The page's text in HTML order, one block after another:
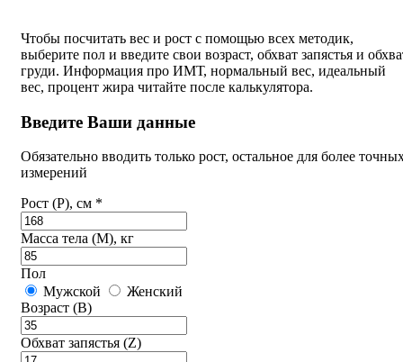
Чтобы посчитать вес и рост с помощью всех методик,
выберите пол и введите свои возраст, обхват запястья и
груди. Информация про ИМТ, нормальный вес, идеальный
вес, процент жира читайте после калькулятора.
Введите Ваши данные
Обязательно вводить только рост, остальное для более
измерений
Рост (P), см *
Масса тела (M), кг
Пол
Мужской
Женский
Возраст (B)
Обхват запястья (Z)